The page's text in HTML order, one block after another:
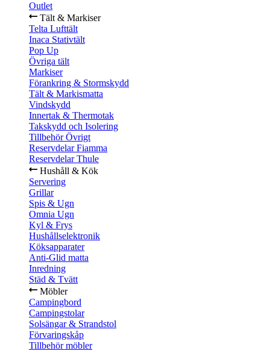
Outlet
Tält & Markiser
Telta Lufttält
Inaca Stativtält
Pop Up
Övriga tält
Markiser
Förankring & Stormskydd
Tält & Markismatta
Vindskydd
Innertak & Thermotak
Takskydd och Isolering
Tillbehör Övrigt
Reservdelar Fiamma
Reservdelar Thule
Hushåll & Kök
Servering
Grillar
Spis & Ugn
Omnia Ugn
Kyl & Frys
Hushållselektronik
Köksapparater
Anti-Glid matta
Inredning
Städ & Tvätt
Möbler
Campingbord
Campingstolar
Solsängar & Strandstol
Förvaringskåp
Tillbehör möbler